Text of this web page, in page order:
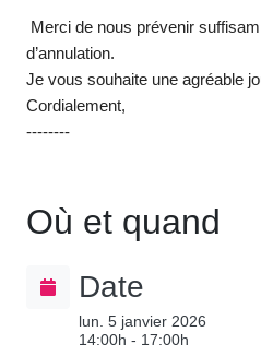
Merci de nous prévenir
d’annulation.
Je vous souhaite une agréable
Cordialement,
--------
Où et quand
Date
lun. 5 janvier 2026
14:00h - 17:00h